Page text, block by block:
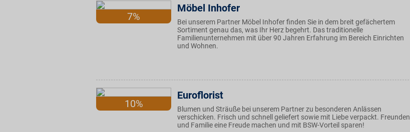
7%
Möbel Inhofer
Bei unserem Partner Möbel Inhofer finden Sie in dem breit gefächertem
Sortiment genau das, was Ihr Herz begehrt. Das traditionelle
Familienunternehmen mit über 90 Jahren Erfahrung im Bereich Einrichten
und Wohnen.
10%
Euroflorist
Blumen und Sträuße bei unserem Partner zu besonderen Anlässen
verschicken. Frisch und schnell geliefert sowie mit Liebe verpackt. Freunden
und Familie eine Freude machen und mit BSW-Vorteil sparen!